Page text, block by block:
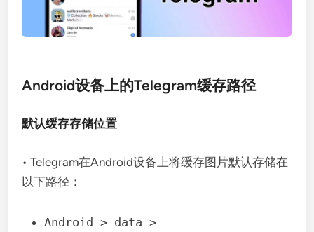
Android设备上的Telegram缓存路径
默认缓存存储位置
• Telegram在Android设备上将缓存图片默认存储在
以下路径：
Android > data >